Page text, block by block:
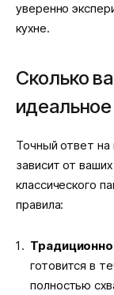
уверенно
кухне.
Сколько
Точный ответ на
зависит от
классического
правила:
готовится в
полностью